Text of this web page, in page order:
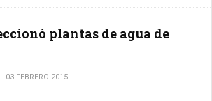
plantas de agua de
03 FEBRERO 2015